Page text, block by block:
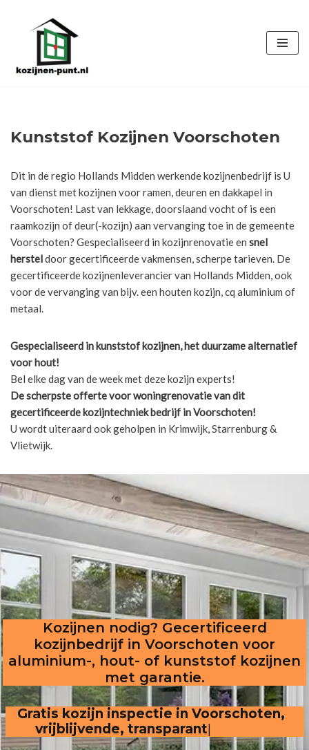
de
Kunststof Kozijnen Voorschoten
Dit in de regio Hollands Midden werkende kozijnenbedrijf is U
van dienst met kozijnen voor ramen, deuren en dakkapel in
Voorschoten! Last van lekkage, doorslaand vocht of is een
raamkozijn of deur(-kozijn) aan vervanging toe in de gemeente
Voorschoten? Gespecialiseerd in kozijnrenovatie en snel
hersteldoor gecertificeerde vakmensen, scherpe tarieven. De
gecertificeerde kozijnenleverancier van Hollands Midden, ook
voor de vervanging van bijv. een houten kozijn, cq aluminium of
metaal.
Gespecialiseerd in kunststof kozijnen, het duurzame alternatief
voor hout!
Bel elke dag van de week met deze kozijn experts!
De scherpsteofferte voor woningrenovatie van dit
gecertificeerde kozijntechniek bedrijf in Voorschoten!
U wordt uiteraard ook geholpen in Krimwijk, Starrenburg &
Vlietwijk.
Kozijnen nodig? Gecertificeerd
kozijnbedrijf in Voorschoten voor
aluminium-, hout- of kunststof kozijnen
met garantie.
Gratis kozijn inspectie in Voorschoten,
vrijblijvende, transparante offerte